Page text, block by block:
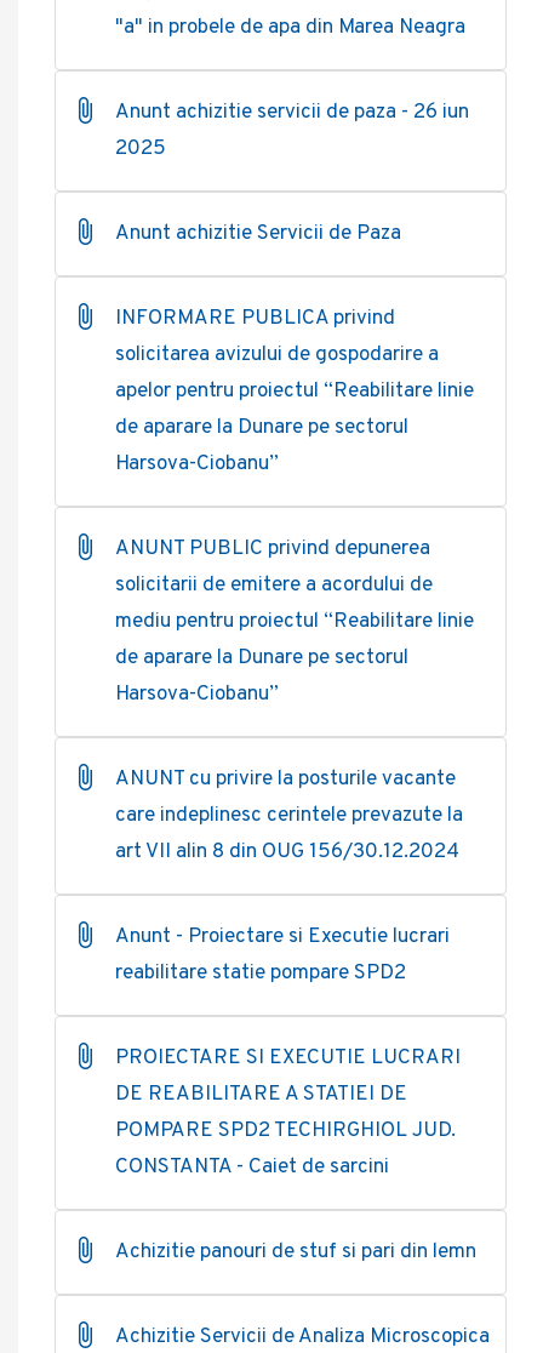
"a" in probele de apa din Marea Neagra
Anunt achizitie servicii de paza - 26 iun
2025
Anunt achizitie Servicii de Paza
INFORMARE PUBLICA privind
solicitarea avizului de gospodarire a
apelor pentru proiectul “Reabilitare linie
de aparare la Dunare pe sectorul
Harsova-Ciobanu”
ANUNT PUBLIC privind depunerea
solicitarii de emitere a acordului de
mediu pentru proiectul “Reabilitare linie
de aparare la Dunare pe sectorul
Harsova-Ciobanu”
ANUNT cu privire la posturile vacante
care indeplinesc cerintele prevazute la
art VII alin 8 din OUG 156/30.12.2024
Anunt - Proiectare si Executie lucrari
reabilitare statie pompare SPD2
PROIECTARE SI EXECUTIE LUCRARI
DE REABILITARE A STATIEI DE
POMPARE SPD2 TECHIRGHIOL JUD.
CONSTANTA - Caiet de sarcini
Achizitie panouri de stuf si pari din lemn
Achizitie Servicii de Analiza Microscopica